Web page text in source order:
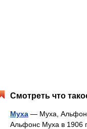
Смотреть что
Муха — Муха,
Альфонс Муха в